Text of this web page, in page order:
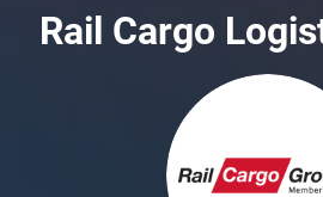
Rail Cargo